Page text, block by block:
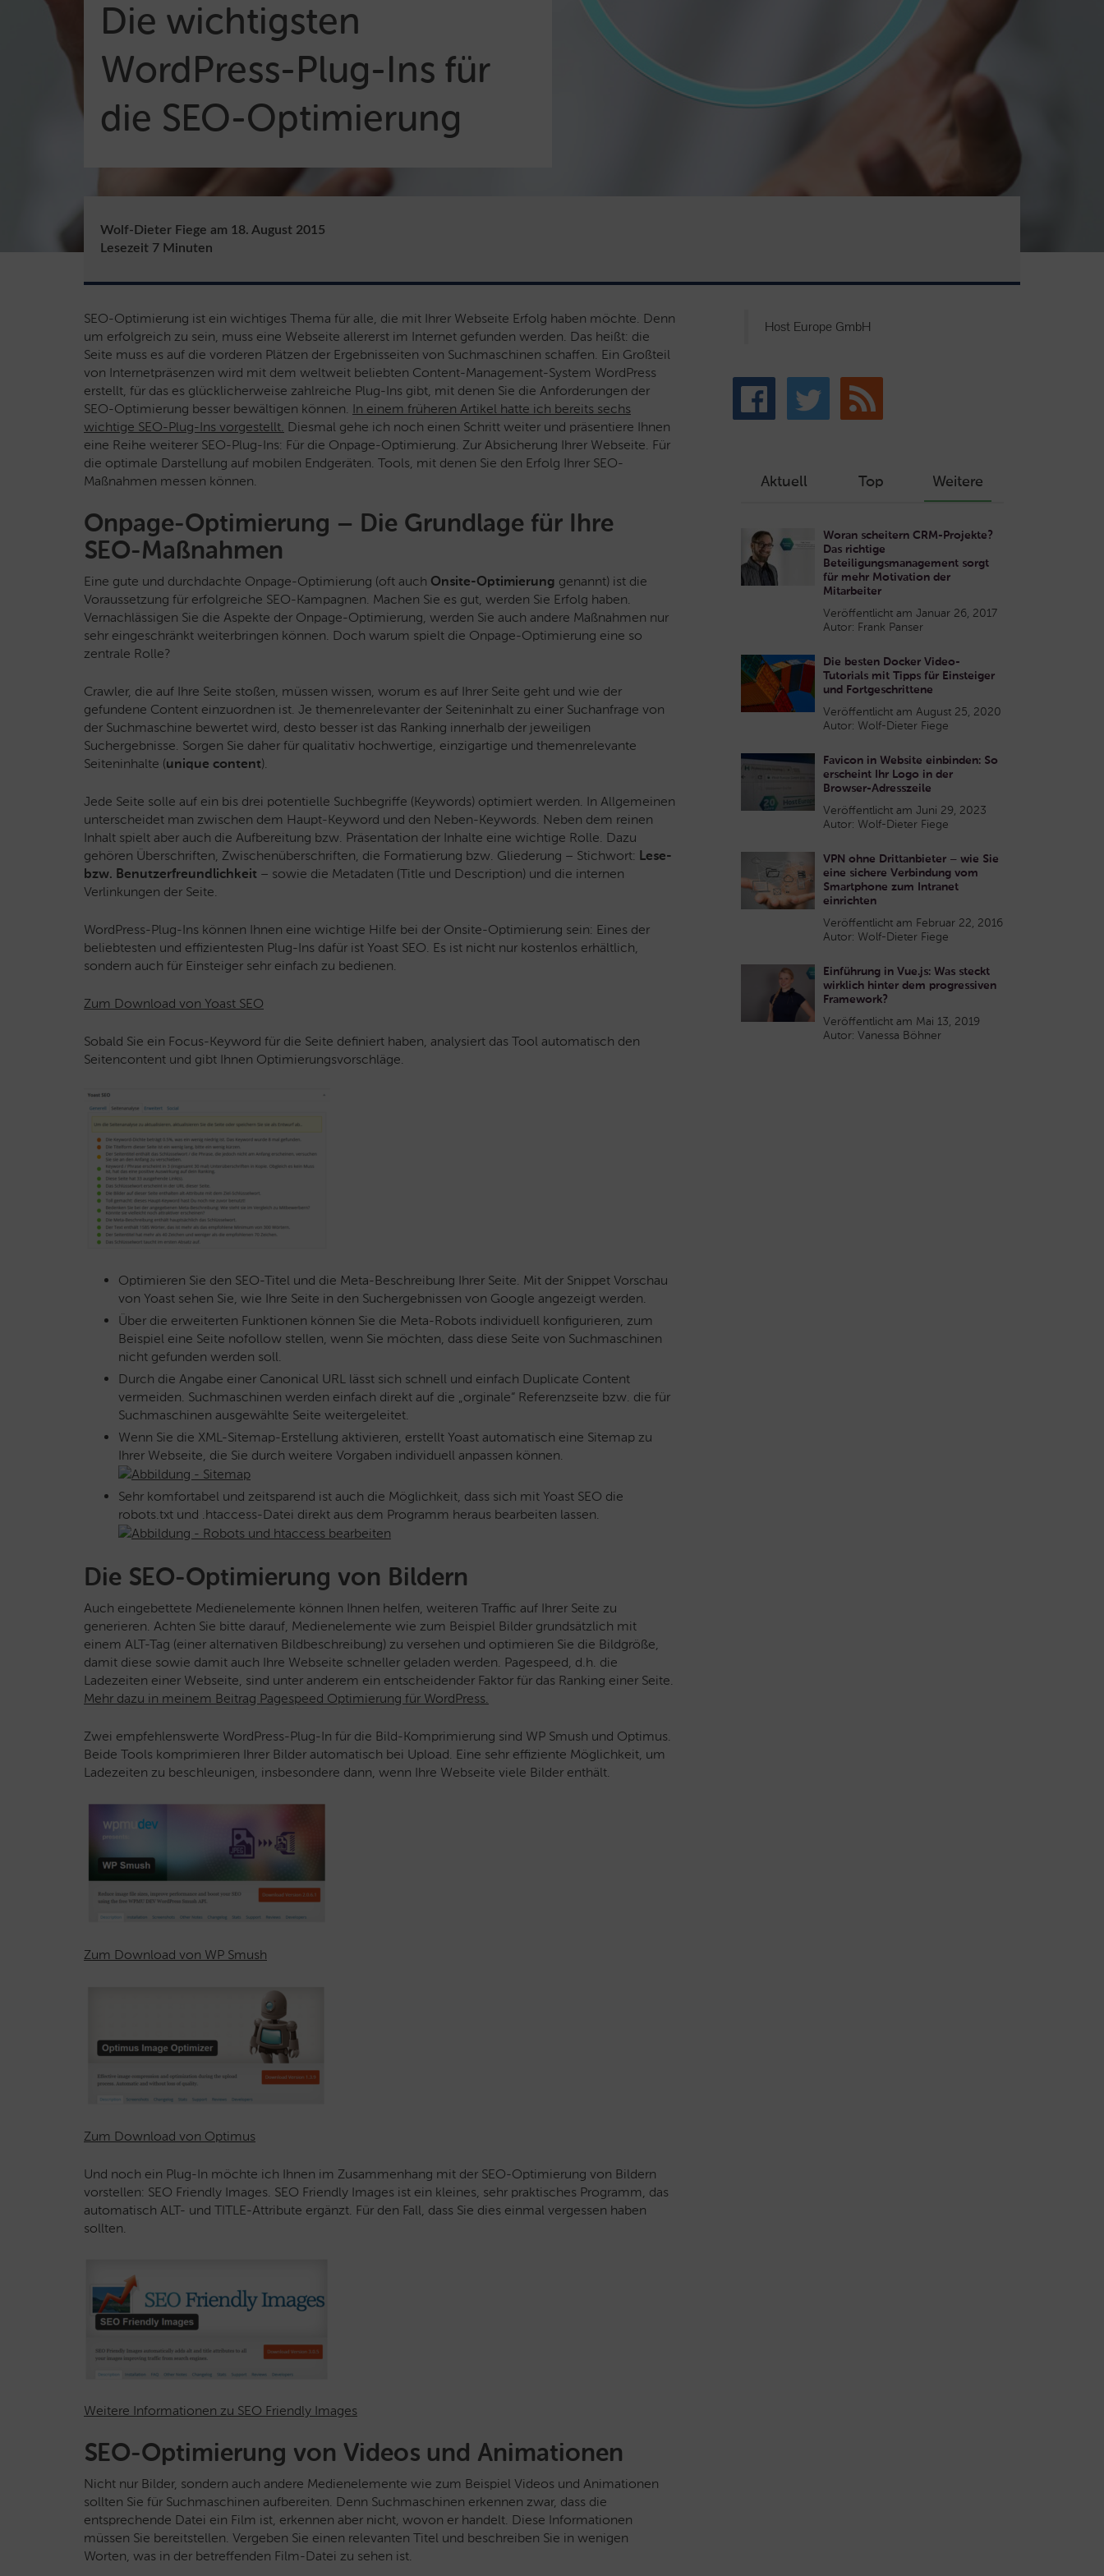
Die wichtigsten
WordPress-Plug-Ins für
die SEO-Optimierung
Wolf-Dieter Fiege am 18. August 2015
Lesezeit 7 Minuten
SEO-Optimierung ist ein wichtiges Thema für alle, die mit Ihrer Webseite Erfolg haben möchte. Denn
um erfolgreich zu sein, muss eine Webseite allererst im Internet gefunden werden. Das heißt: die
Seite muss es auf die vorderen Plätzen der Ergebnisseiten von Suchmaschinen schaffen. Ein Großteil
von Internetpräsenzen wird mit dem weltweit beliebten Content-Management-System WordPress
erstellt, für das es glücklicherweise zahlreiche Plug-Ins gibt, mit denen Sie die Anforderungen der
SEO-Optimierung besser bewältigen können. In einem früheren Artikel hatte ich bereits sechs
wichtige SEO-Plug-Ins vorgestellt. Diesmal gehe ich noch einen Schritt weiter und präsentiere Ihnen
eine Reihe weiterer SEO-Plug-Ins: Für die Onpage-Optimierung. Zur Absicherung Ihrer Webseite. Für
die optimale Darstellung auf mobilen Endgeräten. Tools, mit denen Sie den Erfolg Ihrer SEO-
Maßnahmen messen können.
Onpage-Optimierung – Die Grundlage für Ihre
SEO-Maßnahmen
Eine gute und durchdachte Onpage-Optimierung (oft auch Onsite-Optimierung genannt) ist die
Voraussetzung für erfolgreiche SEO-Kampagnen. Machen Sie es gut, werden Sie Erfolg haben.
Vernachlässigen Sie die Aspekte der Onpage-Optimierung, werden Sie auch andere Maßnahmen nur
sehr eingeschränkt weiterbringen können. Doch warum spielt die Onpage-Optimierung eine so
zentrale Rolle?
Crawler, die auf Ihre Seite stoßen, müssen wissen, worum es auf Ihrer Seite geht und wie der
gefundene Content einzuordnen ist. Je themenrelevanter der Seiteninhalt zu einer Suchanfrage von
der Suchmaschine bewertet wird, desto besser ist das Ranking innerhalb der jeweiligen
Suchergebnisse. Sorgen Sie daher für qualitativ hochwertige, einzigartige und themenrelevante
Seiteninhalte (unique content).
Jede Seite solle auf ein bis drei potentielle Suchbegriffe (Keywords) optimiert werden. In Allgemeinen
unterscheidet man zwischen dem Haupt-Keyword und den Neben-Keywords. Neben dem reinen
Inhalt spielt aber auch die Aufbereitung bzw. Präsentation der Inhalte eine wichtige Rolle. Dazu
gehören Überschriften, Zwischenüberschriften, die Formatierung bzw. Gliederung – Stichwort: Lese-
bzw. Benutzerfreundlichkeit – sowie die Metadaten (Title und Description) und die internen
Verlinkungen der Seite.
WordPress-Plug-Ins können Ihnen eine wichtige Hilfe bei der Onsite-Optimierung sein: Eines der
beliebtesten und effizientesten Plug-Ins dafür ist Yoast SEO. Es ist nicht nur kostenlos erhältlich,
sondern auch für Einsteiger sehr einfach zu bedienen.
Zum Download von Yoast SEO
Sobald Sie ein Focus-Keyword für die Seite definiert haben, analysiert das Tool automatisch den
Seitencontent und gibt Ihnen Optimierungsvorschläge.
Optimieren Sie den SEO-Titel und die Meta-Beschreibung Ihrer Seite. Mit der Snippet Vorschau
von Yoast sehen Sie, wie Ihre Seite in den Suchergebnissen von Google angezeigt werden.
Über die erweiterten Funktionen können Sie die Meta-Robots individuell konfigurieren, zum
Beispiel eine Seite nofollow stellen, wenn Sie möchten, dass diese Seite von Suchmaschinen
nicht gefunden werden soll.
Durch die Angabe einer Canonical URL lässt sich schnell und einfach Duplicate Content
vermeiden. Suchmaschinen werden einfach direkt auf die „orginale“ Referenzseite bzw. die für
Suchmaschinen ausgewählte Seite weitergeleitet.
Wenn Sie die XML-Sitemap-Erstellung aktivieren, erstellt Yoast automatisch eine Sitemap zu
Ihrer Webseite, die Sie durch weitere Vorgaben individuell anpassen können.
Sehr komfortabel und zeitsparend ist auch die Möglichkeit, dass sich mit Yoast SEO die
robots.txt und .htaccess-Datei direkt aus dem Programm heraus bearbeiten lassen.
Die SEO-Optimierung von Bildern
Auch eingebettete Medienelemente können Ihnen helfen, weiteren Traffic auf Ihrer Seite zu
generieren. Achten Sie bitte darauf, Medienelemente wie zum Beispiel Bilder grundsätzlich mit
einem ALT-Tag (einer alternativen Bildbeschreibung) zu versehen und optimieren Sie die Bildgröße,
damit diese sowie damit auch Ihre Webseite schneller geladen werden. Pagespeed, d.h. die
Ladezeiten einer Webseite, sind unter anderem ein entscheidender Faktor für das Ranking einer Seite.
Mehr dazu in meinem Beitrag Pagespeed Optimierung für WordPress.
Zwei empfehlenswerte WordPress-Plug-In für die Bild-Komprimierung sind WP Smush und Optimus.
Beide Tools komprimieren Ihrer Bilder automatisch bei Upload. Eine sehr effiziente Möglichkeit, um
Ladezeiten zu beschleunigen, insbesondere dann, wenn Ihre Webseite viele Bilder enthält.
Zum Download von WP Smush
Zum Download von Optimus
Und noch ein Plug-In möchte ich Ihnen im Zusammenhang mit der SEO-Optimierung von Bildern
vorstellen: SEO Friendly Images. SEO Friendly Images ist ein kleines, sehr praktisches Programm, das
automatisch ALT- und TITLE-Attribute ergänzt. Für den Fall, dass Sie dies einmal vergessen haben
sollten.
Weitere Informationen zu SEO Friendly Images
SEO-Optimierung von Videos und Animationen
Nicht nur Bilder, sondern auch andere Medienelemente wie zum Beispiel Videos und Animationen
sollten Sie für Suchmaschinen aufbereiten. Denn Suchmaschinen erkennen zwar, dass die
entsprechende Datei ein Film ist, erkennen aber nicht, wovon er handelt. Diese Informationen
müssen Sie bereitstellen. Vergeben Sie einen relevanten Titel und beschreiben Sie in wenigen
Worten, was in der betreffenden Film-Datei zu sehen ist.
Host Europe GmbH
Aktuell Top Weitere
Woran scheitern CRM-Projekte?
Das richtige
Beteiligungsmanagement sorgt
für mehr Motivation der
Mitarbeiter
Veröffentlicht am Januar 26, 2017
Autor: Frank Panser
Die besten Docker Video-
Tutorials mit Tipps für Einsteiger
und Fortgeschrittene
Veröffentlicht am August 25, 2020
Autor: Wolf-Dieter Fiege
Favicon in Website einbinden: So
erscheint Ihr Logo in der
Browser-Adresszeile
Veröffentlicht am Juni 29, 2023
Autor: Wolf-Dieter Fiege
VPN ohne Drittanbieter – wie Sie
eine sichere Verbindung vom
Smartphone zum Intranet
einrichten
Veröffentlicht am Februar 22, 2016
Autor: Wolf-Dieter Fiege
Einführung in Vue.js: Was steckt
wirklich hinter dem progressiven
Framework?
Veröffentlicht am Mai 13, 2019
Autor: Vanessa Böhner